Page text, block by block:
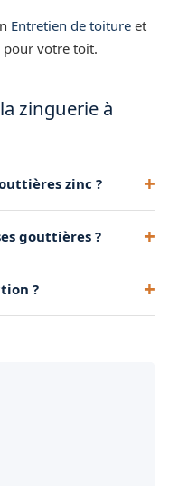
Entretien de toiture et
pour votre toit.
zinguerie à
zinc ?
gouttières ?
?